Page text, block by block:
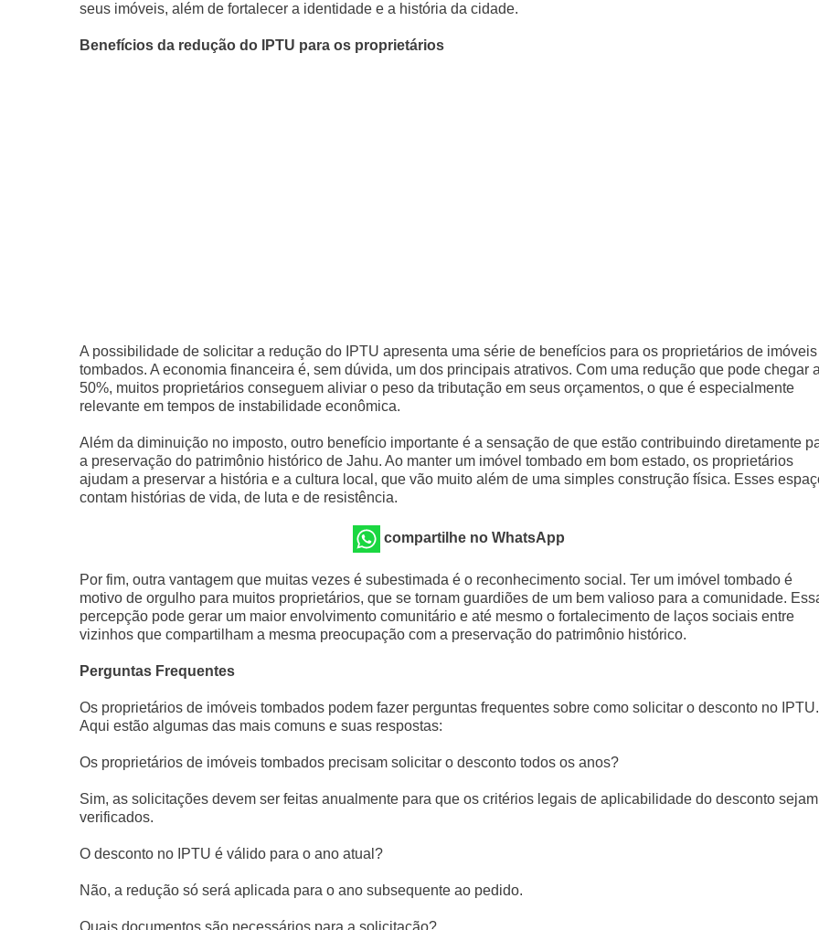
seus imóveis, além de fortalecer a identidade e a história da cidade.
Benefícios da redução do IPTU para os proprietários
A possibilidade de solicitar a redução do IPTU apresenta uma série de benefícios para os proprietários de imóveis
tombados. A economia financeira é, sem dúvida, um dos principais atrativos. Com uma redução que pode chegar
50%, muitos proprietários conseguem aliviar o peso da tributação em seus orçamentos, o que é especialmente
relevante em tempos de instabilidade econômica.
Além da diminuição no imposto, outro benefício importante é a sensação de que estão contribuindo diretamente
a preservação do patrimônio histórico de Jahu. Ao manter um imóvel tombado em bom estado, os proprietários
ajudam a preservar a história e a cultura local, que vão muito além de uma simples construção física. Esses
contam histórias de vida, de luta e de resistência.
compartilhe no WhatsApp
Por fim, outra vantagem que muitas vezes é subestimada é o reconhecimento social. Ter um imóvel tombado é
motivo de orgulho para muitos proprietários, que se tornam guardiões de um bem valioso para a comunidade.
percepção pode gerar um maior envolvimento comunitário e até mesmo o fortalecimento de laços sociais entre
vizinhos que compartilham a mesma preocupação com a preservação do patrimônio histórico.
Perguntas Frequentes
Os proprietários de imóveis tombados podem fazer perguntas frequentes sobre como solicitar o desconto no IPTU.
Aqui estão algumas das mais comuns e suas respostas:
Os proprietários de imóveis tombados precisam solicitar o desconto todos os anos?
Sim, as solicitações devem ser feitas anualmente para que os critérios legais de aplicabilidade do desconto sejam
verificados.
O desconto no IPTU é válido para o ano atual?
Não, a redução só será aplicada para o ano subsequente ao pedido.
Quais documentos são necessários para a solicitação?